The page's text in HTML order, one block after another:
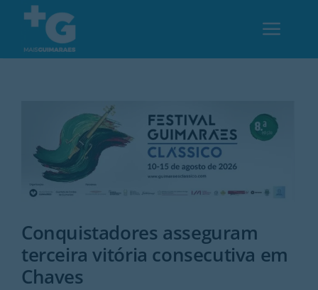
content
Desporto
Opinião
Região
Conquistadores asseguram
terceira vitória consecutiva em
Chaves